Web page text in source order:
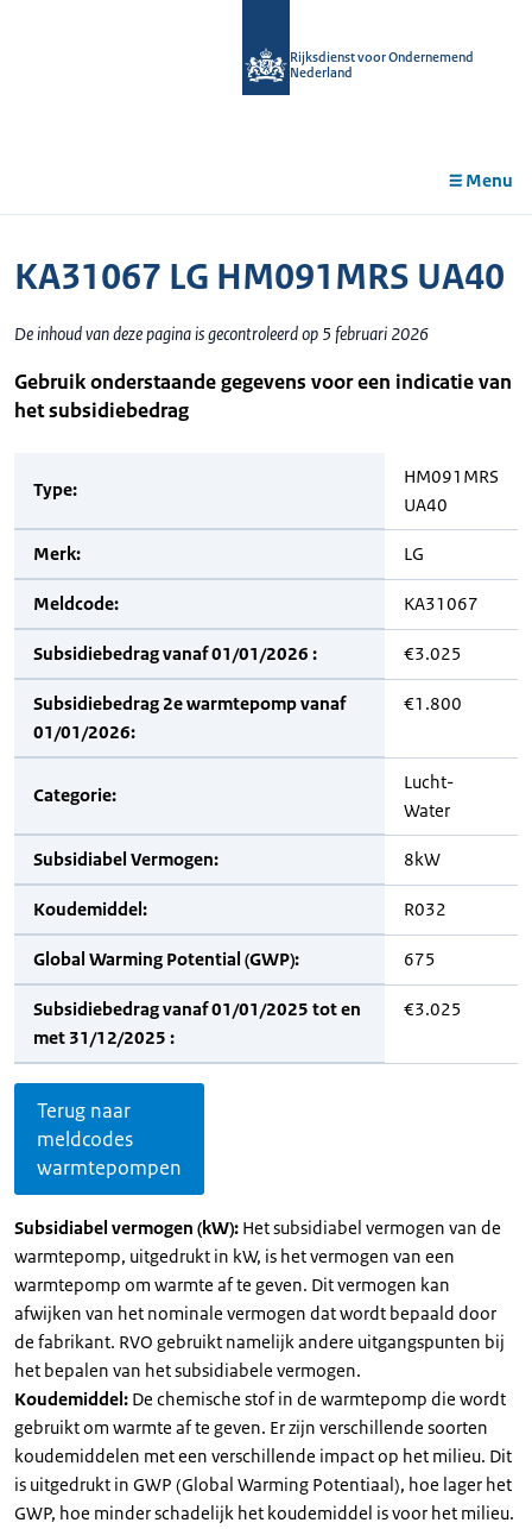
Rijksdienst voor Ondernemend
Nederland
Menu
KA31067 LG HM091MRS UA40
De inhoud van deze pagina is gecontroleerd op 5 februari 2026
Gebruik onderstaande gegevens voor een indicatie van
het subsidiebedrag
Type:
HM091MRS
UA40
Merk: LG
Meldcode: KA31067
Subsidiebedrag vanaf 01/01/2026 : €3.025
Subsidiebedrag 2e warmtepomp vanaf
01/01/2026:
€1.800
Categorie:
Lucht-
Water
Subsidiabel Vermogen: 8kW
Koudemiddel: R032
Global Warming Potential (GWP): 675
Subsidiebedrag vanaf 01/01/2025 tot en
met 31/12/2025 :
€3.025
Terug naar
meldcodes
warmtepompen
Subsidiabel vermogen (kW): Het subsidiabel vermogen van de
warmtepomp, uitgedrukt in kW, is het vermogen van een
warmtepomp om warmte af te geven. Dit vermogen kan
afwijken van het nominale vermogen dat wordt bepaald door
de fabrikant. RVO gebruikt namelijk andere uitgangspunten bij
het bepalen van het subsidiabele vermogen.
Koudemiddel: De chemische stof in de warmtepomp die wordt
gebruikt om warmte af te geven. Er zijn verschillende soorten
koudemiddelen met een verschillende impact op het milieu. Dit
is uitgedrukt in GWP (Global Warming Potentiaal), hoe lager het
GWP, hoe minder schadelijk het koudemiddel is voor het milieu.